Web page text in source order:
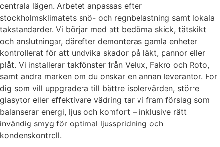
centrala lägen. Arbetet anpassas efter
stockholmsklimatets snö- och regnbelastning samt lokala
takstandarder. Vi börjar med att bedöma skick, tätskikt
och anslutningar, därefter demonteras gamla enheter
kontrollerat för att undvika skador på läkt, pannor eller
plåt. Vi installerar takfönster från Velux, Fakro och Roto,
samt andra märken om du önskar en annan leverantör. För
dig som vill uppgradera till bättre isolervärden, större
glasytor eller effektivare vädring tar vi fram förslag som
balanserar energi, ljus och komfort – inklusive rätt
invändig smyg för optimal ljusspridning och
kondenskontroll.